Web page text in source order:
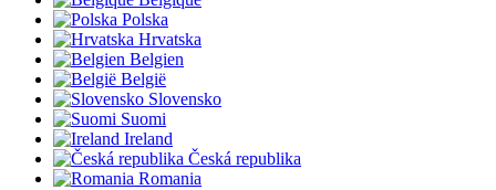
Polska
Hrvatska
Belgien
België
Slovensko
Suomi
Ireland
Česká republika
Romania